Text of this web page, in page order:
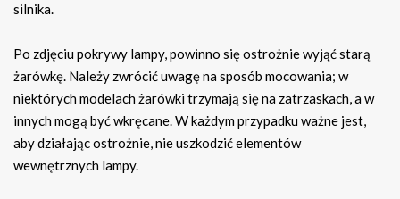
silnika.
Po zdjęciu pokrywy lampy, powinno się ostrożnie wyjąć starą
żarówkę. Należy zwrócić uwagę na sposób mocowania; w
niektórych modelach żarówki trzymają się na zatrzaskach, a w
innych mogą być wkręcane. W każdym przypadku ważne jest,
aby działając ostrożnie, nie uszkodzić elementów
wewnętrznych lampy.